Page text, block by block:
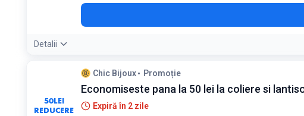
Detalii
50LEI
REDUCERE
Chic Bijoux Promoție
Economiseste pana la 50 lei la coliere si
Expiră în 2 zile